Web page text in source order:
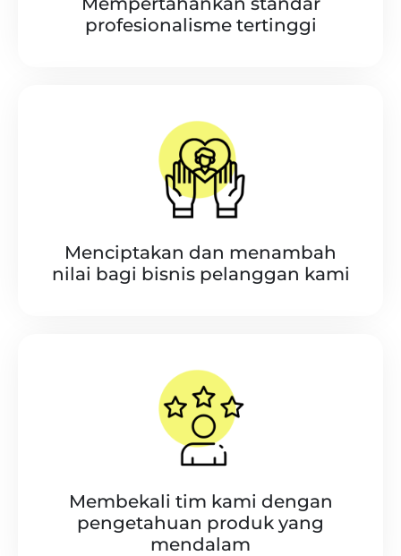
profesionalisme tertinggi
Menciptakan dan menambah
nilai bagi bisnis pelanggan kami
Membekali tim kami dengan
pengetahuan produk yang
mendalam